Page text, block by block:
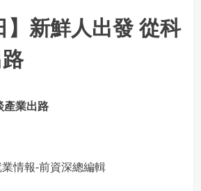
】新鮮人出發 從科
產業出路
情報-前資深總編輯